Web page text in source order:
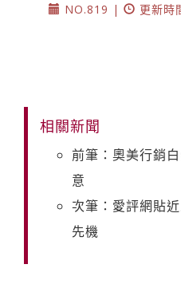
NO.819 |
更新
相關新聞
前筆：奧美行銷
意
次筆：愛評網貼
先機